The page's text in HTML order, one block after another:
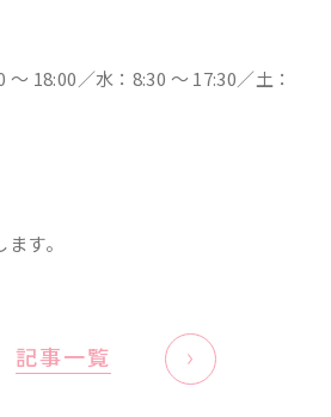
18:00／水：8:30 ～ 17:30／土：
す。
記事一覧